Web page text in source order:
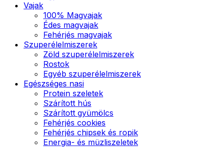
Vajak
100% Magvajak
Édes magvajak
Fehérjés magvajak
Szuperélelmiszerek
Zöld szuperélelmiszerek
Rostok
Egyéb szuperélelmiszerek
Egészséges nasi
Protein szeletek
Szárított hús
Szárított gyümölcs
Fehérjés cookies
Fehérjés chipsek és ropik
Energia- és müzliszeletek